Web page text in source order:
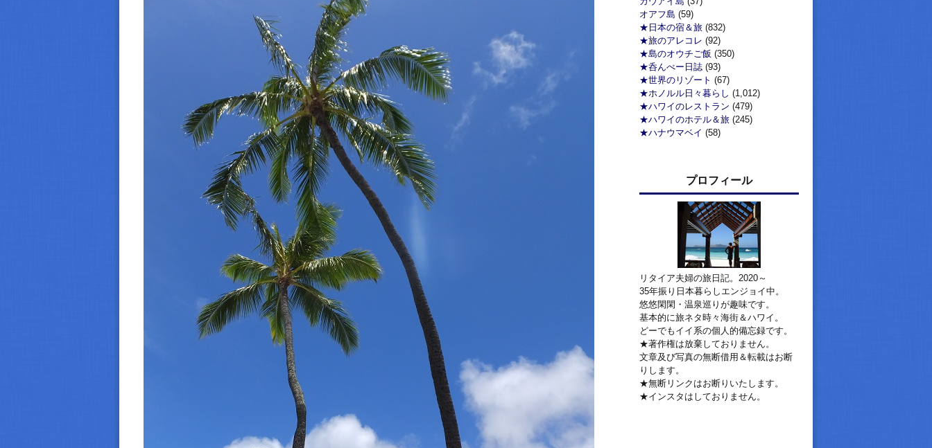
オアフ島 (59)
★日本の宿＆旅 (832)
★旅のアレコレ (92)
★島のオウチご飯 (350)
★呑んべー日誌 (93)
★世界のリゾート (67)
★ホノルル日々暮らし (1,012)
★ハワイのレストラン (479)
★ハワイのホテル＆旅 (245)
★ハナウマベイ (58)
プロフィール
リタイア夫婦の旅日記。2020～
35年振り日本暮らしエンジョイ中。
悠悠閑閑・温泉巡りが趣味です。
基本的に旅ネタ時々海街＆ハワイ。
どーでもイイ系の個人的備忘録です。
★著作権は放棄しておりません。
文章及び写真の無断借用＆転載はお断
りします。
★無断リンクはお断りいたします。
★インスタはしておりません。